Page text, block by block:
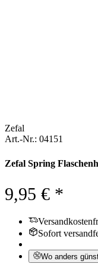
Zefal
Art.-Nr.: 04151
Zefal Spring
9,95 € *
Sofort
Wo anders